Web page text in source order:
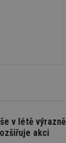
v létě výrazně
akci